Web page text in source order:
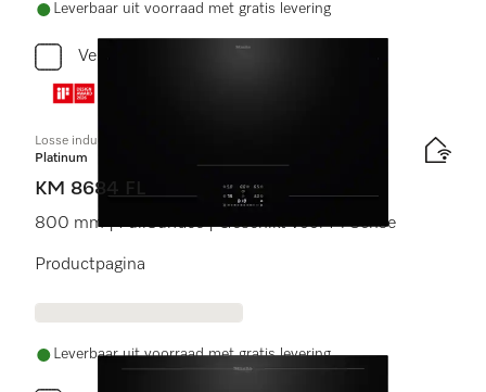
Leverbaar uit voorraad met gratis levering
Vergelijken
Losse inductiekookplaat
Platinum
KM 8684 FL
800 mm | FullSurface | Geschikt voor M Sense
Productpagina
Leverbaar uit voorraad met gratis levering